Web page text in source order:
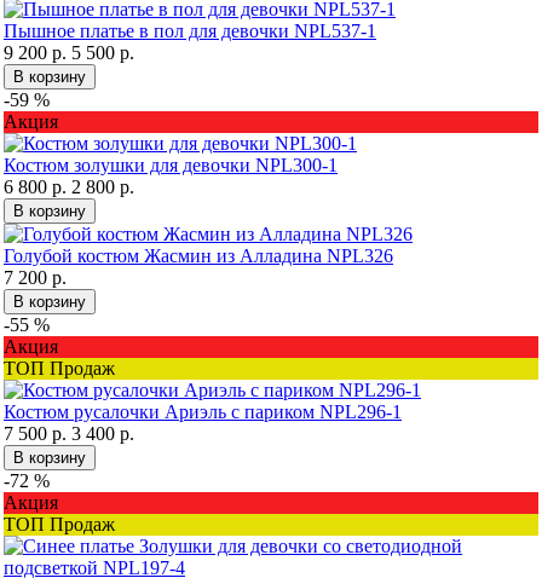
Пышное платье в пол для девочки NPL537-1
9 200 р. 5 500 р.
В корзину
-59 %
Акция
Костюм золушки для девочки NPL300-1
6 800 р. 2 800 р.
В корзину
Голубой костюм Жасмин из Алладина NPL326
7 200 р.
В корзину
-55 %
Акция
ТОП Продаж
Костюм русалочки Ариэль с париком NPL296-1
7 500 р. 3 400 р.
В корзину
-72 %
Акция
ТОП Продаж